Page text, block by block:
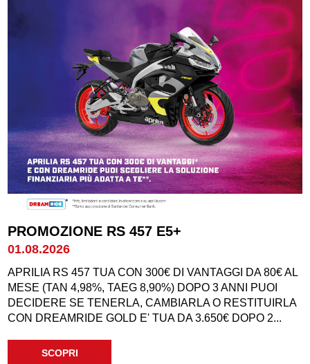
PROMOZIONE RS 457 E5+
01.08.2026
APRILIA RS 457 TUA CON 300€ DI VANTAGGI DA 80€ AL
MESE (TAN 4,98%, TAEG 8,90%) DOPO 3 ANNI PUOI
DECIDERE SE TENERLA, CAMBIARLA O RESTITUIRLA
CON DREAMRIDE GOLD E' TUA DA 3.650€ DOPO 2...
SCOPRI